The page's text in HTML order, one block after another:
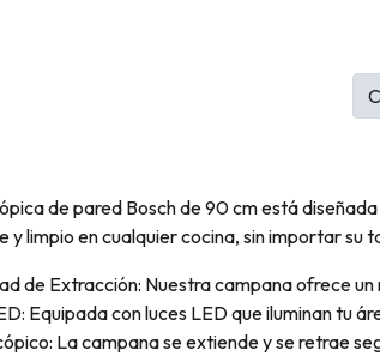
de pared Bosch de 90 cm está
y limpio en cualquier cocina, sin importar su
de Extracción: Nuestra campana ofrece
Equipada con luces LED que iluminan tu
La campana se extiende y se retrae